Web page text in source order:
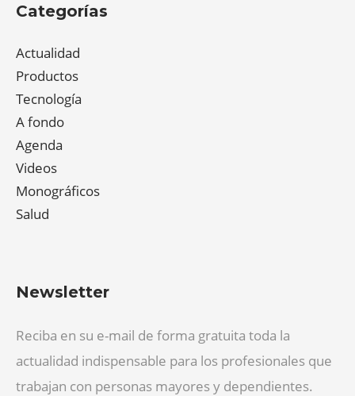
Categorías
Actualidad
Productos
Tecnología
A fondo
Agenda
Videos
Monográficos
Salud
Newsletter
Reciba en su e-mail de forma gratuita toda la
actualidad indispensable para los profesionales que
trabajan con personas mayores y dependientes.